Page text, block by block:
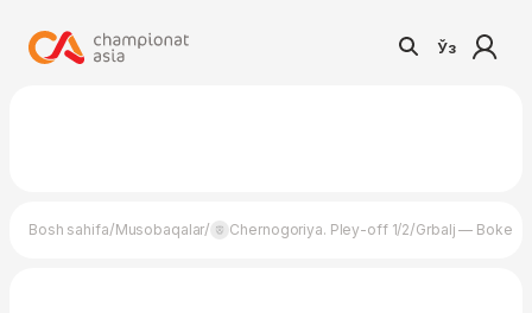
Ўз
Bosh sahifa/Musobaqalar/ Chernogoriya. Pley-off 1/2/Grbalj — Bokelj